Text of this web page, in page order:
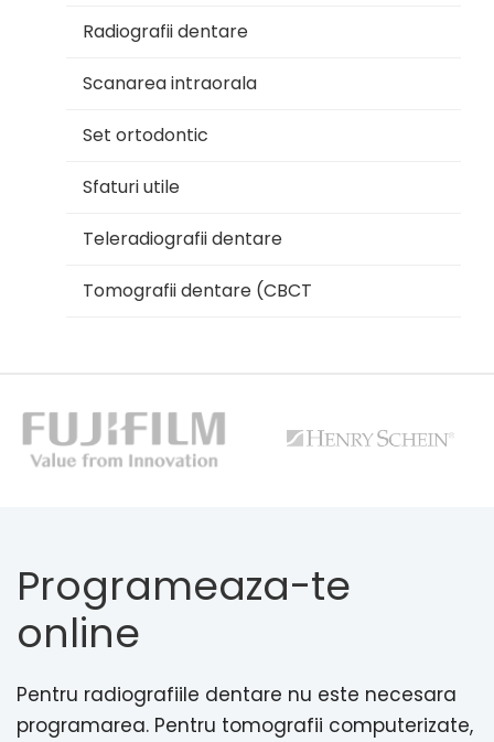
Radiografii dentare
Scanarea intraorala
Set ortodontic
Sfaturi utile
Teleradiografii dentare
Tomografii dentare (CBCT
Programeaza-te
online
Pentru radiografiile dentare nu este necesara
programarea. Pentru tomografii computerizate,